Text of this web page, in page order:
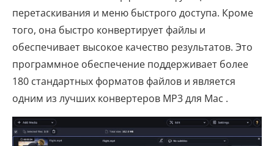
перетаскивания и меню быстрого доступа. Кроме
того, она быстро конвертирует файлы и
обеспечивает высокое качество результатов. Это
программное обеспечение поддерживает более
180 стандартных форматов файлов и является
одним из лучших конвертеров MP3 для Mac .